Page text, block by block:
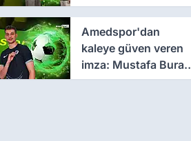
Cissé ile 3 yıllık
sözleşme
Amedspor'dan
kaleye güven veren
imza: Mustafa Burak
Bozan resmen